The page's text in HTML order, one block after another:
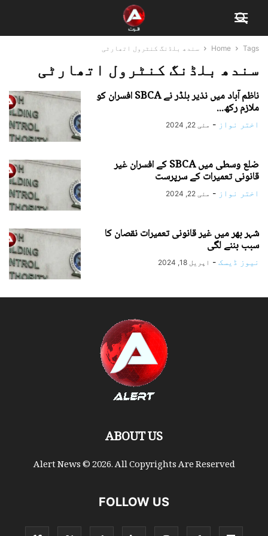
Home Tags سندھ بلڈنگ کنٹرول اتھارٹی
سندھ بلڈنگ کنٹرول اتھارٹی
ناظم آباد میں نذیر بلڈر نے SBCA افسران کو
ملازم رکھ...
اختر نواز - مئی 22, 2024
ضلع وسطی میں SBCA کے افسران غیر
قانونی تعمیرات کے سرپرست
اختر نواز - مئی 22, 2024
شہر بھر میں غیر قانونی تعمیرات نقصان کا
سبب بننے لگی
نیوز ڈیسک - اپریل 18, 2024
ABOUT US
Alert News © 2026. All Copyrights Are Reserved
FOLLOW US